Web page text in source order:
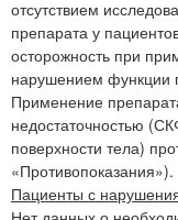
отсутствием
препарата у
осторожность при
нарушением функции
Применение
недостаточностью
поверхности тела)
«Противопоказания»).
Пациенты с